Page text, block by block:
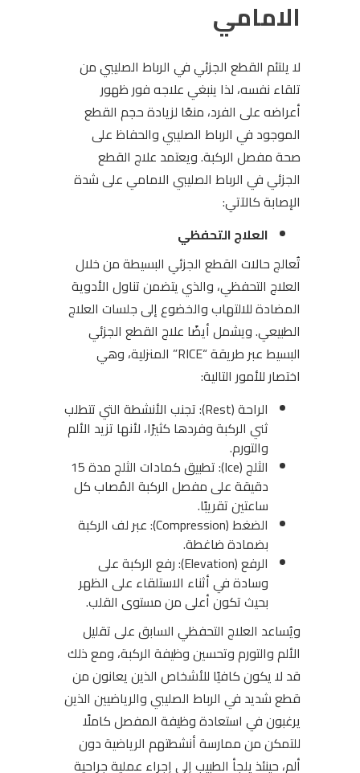
الامامي
لا يلتئم القطع الجزئي في الرباط الصليبي من
تلقاء نفسه، لذا ينبغي علاجه فور ظهور
أعراضه على الفرد، منعًا لزيادة حجم القطع
الموجود في الرباط الصليبي والحفاظ على
صحة مفصل الركبة.ويعتمد علاج القطع
الجزئي في الرباط الصليبي الامامي على شدة
الإصابة كالآتي:
العلاج التحفظي
تُعالج حالات القطع الجزئي البسيطة من خلال
العلاج التحفظي، والذي يتضمن تناول الأدوية
المضادة للالتهاب والخضوع إلى جلسات العلاج
الطبيعي. ويشمل أيضًا علاج القطع الجزئي
البسيط عبر طريقة “RICE” المنزلية، وهي
اختصار للأمور التالية:
الراحة (Rest): تجنب الأنشطة التي تتطلب
ثني الركبة وفردها كثيرًا، لأنها تزيد الألم
والتورم.
الثلج (Ice): تطبيق كمادات الثلج مدة 15
دقيقة على مفصل الركبة المُصاب كل
ساعتين تقريبًا.
الضغط (Compression): عبر لف الركبة
بضمادة ضاغطة.
الرفع (Elevation): رفع الركبة على
وسادة في أثناء الاستلقاء على الظهر
بحيث تكون أعلى من مستوى القلب.
ويُساعد العلاج التحفظي السابق على تقليل
الألم والتورم وتحسين وظيفة الركبة، ومع ذلك
قد لا يكون كافيًا للأشخاص الذين يعانون من
قطع شديد في الرباط الصليبي والرياضيين الذين
يرغبون في استعادة وظيفة المفصل كاملًا
للتمكن من ممارسة أنشطتهم الرياضية دون
ألم، حينئذ يلجأ الطبيب إلى إجراء عملية جراحية